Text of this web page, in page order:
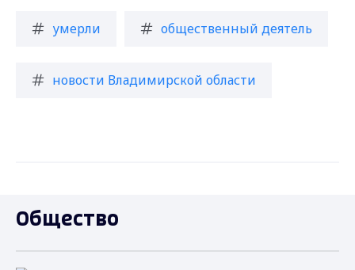
умерли общественный деятель
новости Владимирской области
Общество